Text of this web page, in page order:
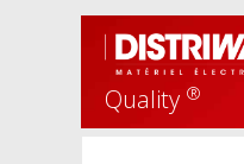
Quality ®